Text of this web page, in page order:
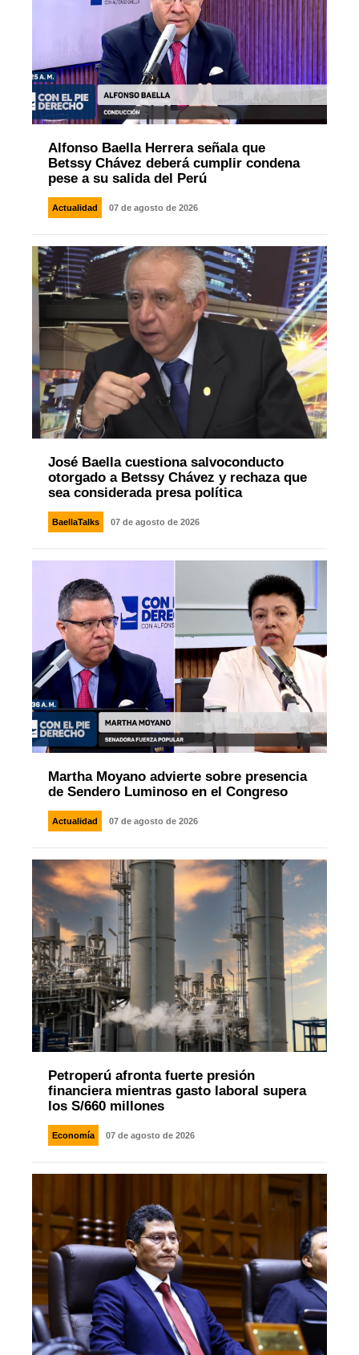
Alfonso Baella Herrera señala que
Betssy Chávez deberá cumplir condena
pese a su salida del Perú
Actualidad 07 de agosto de 2026
José Baella cuestiona salvoconducto
otorgado a Betssy Chávez y rechaza que
sea considerada presa política
BaellaTalks 07 de agosto de 2026
Martha Moyano advierte sobre presencia
de Sendero Luminoso en el Congreso
Actualidad 07 de agosto de 2026
Petroperú afronta fuerte presión
financiera mientras gasto laboral supera
los S/660 millones
Economía 07 de agosto de 2026